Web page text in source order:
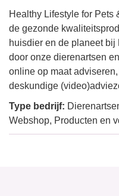
Healthy Lifestyle for Pets
de gezonde
huisdier en de planeet bij
door onze dierenartsen
online op maat
deskundige
Type bedrijf:
Webshop, Producten en